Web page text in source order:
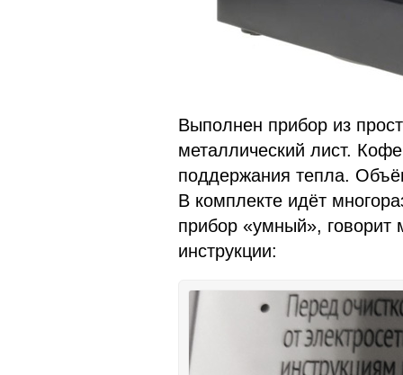
Выполнен прибор из
металлический лист.
поддержания тепла.
В комплекте идёт
прибор «умный», говорит
инструкции: